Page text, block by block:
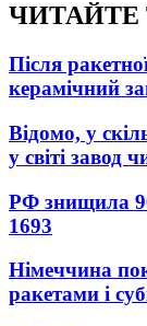
Після
керамічний
Відомо, у
у світі завод
РФ знищила
1693
Німеччина
ракетами і